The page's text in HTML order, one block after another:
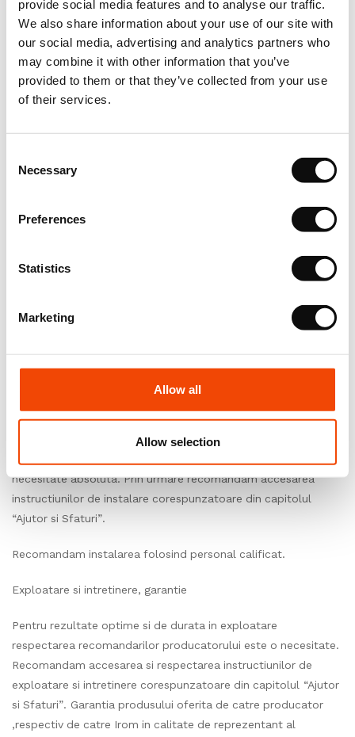
provide social media features and to analyse our traffic.
We also share information about your use of our site with
our social media, advertising and analytics partners who
may combine it with other information that you’ve
provided to them or that they’ve collected from your use
of their services.
Selection
Necessary
Preferences
Statistics
Marketing
Allow all
Allow selection
Depozitare
Puneti cutiile de parchet stratificat pe o suprafata plana in
camera in care urmeaza sa fie instalat. Lasati-le in asteptare
timp de cel putin 24 de ore pentru a se aclimatiza.
Calitatea, culoarea si numarul lotului de fabricatie sunt
mentionate de catre producator pentru fiecare produs in
este foarte important sa folositi produs din acelasi lot de
urmare, trebuie sa verificati intotdeauna produsul livrat inainte
de a incepe instalarea.
Conditii de mediu
inchisa, unde temperatura este cuprinsa intre 15°C si 25°C,
Instalare
Pentru rezultate finale optime, o instalare corecta este o
necesitate absoluta. Prin urmare recomandam accesarea
instructiunilor de instalare corespunzatoare din capitolul
“Ajutor si Sfaturi”.
Recomandam instalarea folosind personal calificat.
Exploatare si intretinere, garantie
Pentru rezultate optime si de durata in exploatare
respectarea recomandarilor producatorului este o necesitate.
Recomandam accesarea si respectarea instructiunilor de
exploatare si intretinere corespunzatoare din capitolul “Ajutor
si Sfaturi”. Garantia produsului oferita de catre producator
,respectiv de catre Irom in calitate de reprezentant al